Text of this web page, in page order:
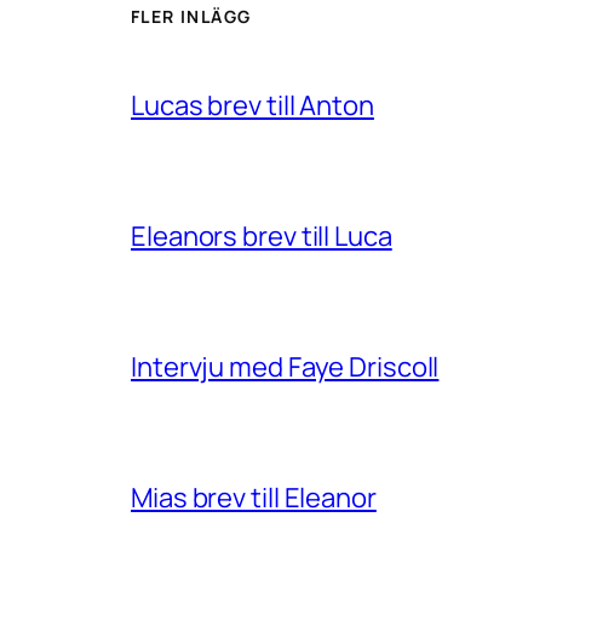
FLER INLÄGG
Lucas brev till Anton
Eleanors brev till Luca
Intervju med Faye Driscoll
Mias brev till Eleanor